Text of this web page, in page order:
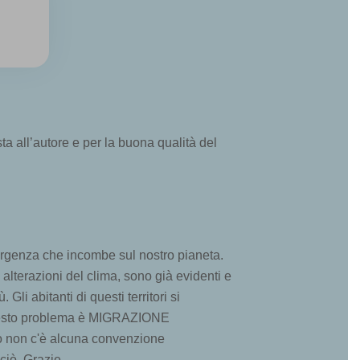
all’autore e per la buona qualità del
che incombe sul nostro pianeta.
del clima, sono già evidenti e
Gli abitanti di questi territori si
problema è MIGRAZIONE
non c'è alcuna convenzione